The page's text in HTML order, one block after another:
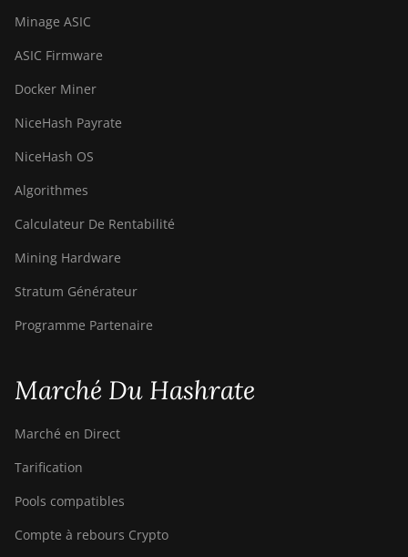
S21+ (216Th)
BITMAIN AntMiner
S21e XP Hyd (430Th)
BITMAIN AntMiner
(860Th)
BITMAIN AntMiner
S21j XP Hyd
(495Th/s)
BITMAIN AntMiner
BITMAIN AntMiner
BITMAIN AntMiner
S9i
BITMAIN AntMiner
S9j
BITMAIN AntMiner
Minage ASIC
ASIC Firmware
Docker Miner
NiceHash Payrate
NiceHash OS
Algorithmes
Calculateur De Rentabilité
Mining Hardware
Stratum Générateur
Programme Partenaire
Marché Du Hashrate
Marché en Direct
Tarification
Pools compatibles
Compte à rebours Crypto